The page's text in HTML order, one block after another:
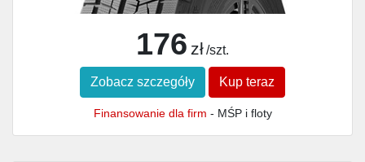
176 zł /szt.
Zobacz szczegóły Kup teraz
Finansowanie dla firm - MŚP i floty